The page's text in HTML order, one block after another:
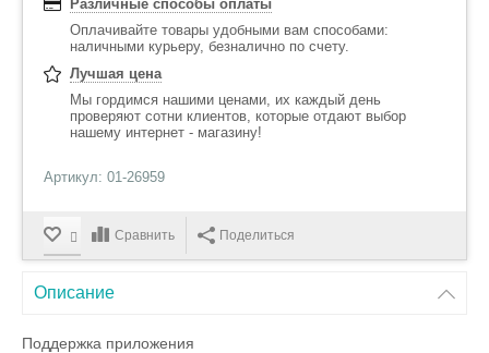
Различные способы оплаты
Оплачивайте товары удобными вам способами:
наличными курьеру, безналично по счету.
Лучшая цена
Мы гордимся нашими ценами, их каждый день
проверяют сотни клиентов, которые отдают выбор
нашему интернет - магазину!
Артикул: 01-26959
Сравнить Поделиться
Описание
Поддержка приложения